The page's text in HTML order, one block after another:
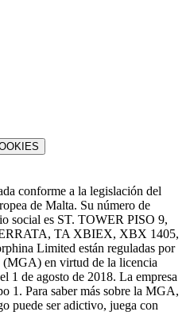
conforme a la legislación del
de Malta. Su número de
social es ST. TOWER PISO 9,
TA XBIEX, XBX 1405,
Limited están reguladas por
en virtud de la licencia
1 de agosto de 2018. La empresa
1. Para saber más sobre la MGA,
puede ser adictivo, juega con